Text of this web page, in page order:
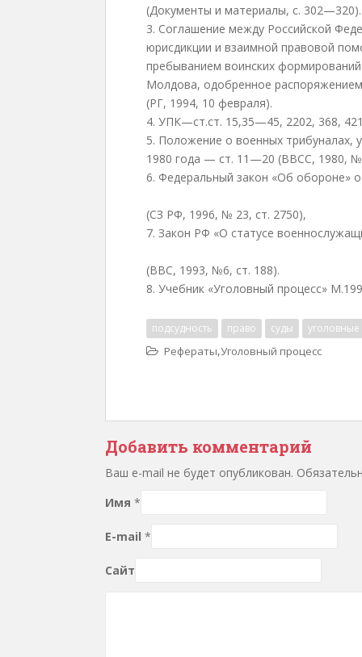
(Документы и материалы, с. 302—320).
3. Соглашение между Российской
юрисдикции и взаимной правовой
пребыванием воинских
Молдова, одобренное
(РГ, 1994, 10 февраля).
4. УПК—ст.ст. 15,35—45, 2202, 368,
5. Положение о военных
1980 года — ст. 11—20 (ВВСС, 1980, №
6. Федеральный закон «Об обороне»
(СЗ РФ, 1996, № 23, ст. 2750),
7. Закон РФ «О статусе
(ВВС, 1993, №6, ст. 188).
8. Учебник «Уголовный процесс»
подсудность право суды уголовные
Рефераты,Уголовный процесс
Добавить комментарий
Ваш e-mail не будет опубликован.
Имя *
E-mail *
Сайт